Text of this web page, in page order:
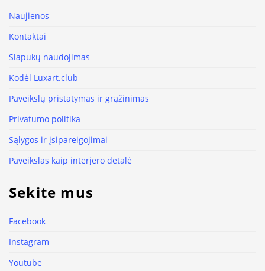
Naujienos
Kontaktai
Slapukų naudojimas
Kodėl Luxart.club
Paveikslų pristatymas ir grąžinimas
Privatumo politika
Sąlygos ir įsipareigojimai
Paveikslas kaip interjero detalė
Sekite mus
Facebook
Instagram
Youtube